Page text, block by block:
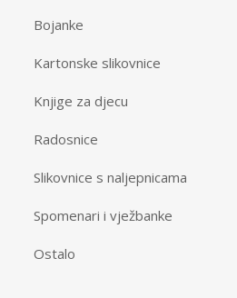
Bojanke
Kartonske slikovnice
Knjige za djecu
Radosnice
Slikovnice s naljepnicama
Spomenari i vježbanke
Ostalo